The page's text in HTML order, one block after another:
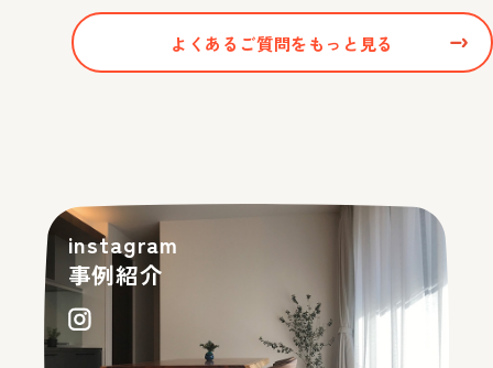
よくあるご質問をもっと見る
instagram
事例紹介